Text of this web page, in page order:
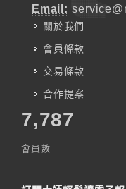
Email:
關於我們
會員條款
交易條款
合作提案
7,787
會員數